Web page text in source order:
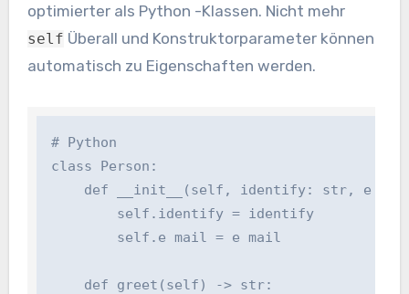
optimierter als Python -Klassen. Nicht mehr
self Überall und Konstruktorparameter können
automatisch zu Eigenschaften werden.
# Python
class Person:
def __init__(self, identify: str, e
        self.identify = identify
        self.e mail = e mail
    def greet(self) -> str: